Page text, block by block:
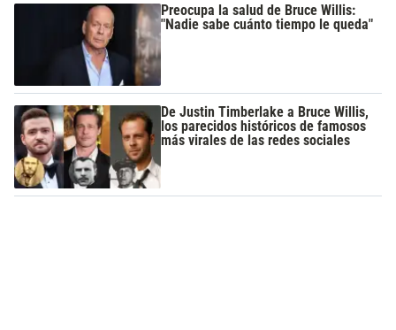
Preocupa la salud de Bruce Willis:
"Nadie sabe cuánto tiempo le queda"
De Justin Timberlake a Bruce Willis,
los parecidos históricos de famosos
más virales de las redes sociales